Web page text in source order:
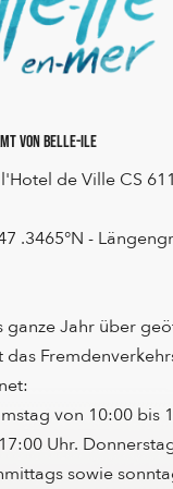
von Belle-Ile
de Ville CS
.3465°N -
ganze Jahr über
das
von 10:00 bis
Uhr.
sowie